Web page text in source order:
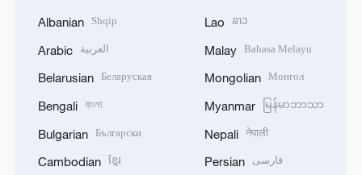
Albanian Shqip
Arabic العربية
Belarusian Беларуская
Bengali বাংলা
Bulgarian Български
Cambodian ខ្មែរ
Lao ລາວ
Malay Bahasa Melayu
Mongolian Монгол
Myanmar မြန်မာဘာသာ
Nepali नेपाली
Persian فارسی